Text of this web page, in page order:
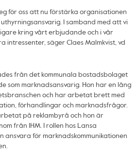
för oss att nu förstärka organisationen
I samband med att vi
kring vårt erbjudande och i vår
intressenter, säger Claes Malmkvist, vd
från det kommunala bostadsbolaget
som marknadsansvarig. Hon har en lång
och har arbetat brett med
förhandlingar och marknadsfrågor.
på reklambyrå och hon är
från IHM. I rollen hos Lansa
ansvara för marknadskommunikationen